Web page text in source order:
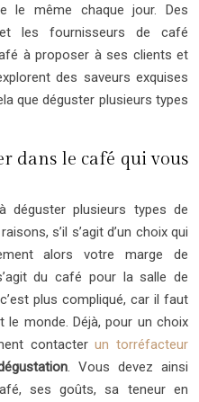
le même chaque jour. Des
les fournisseurs de café
à proposer à ses clients et
des saveurs exquises
que déguster plusieurs types
dans le café qui vous
déguster plusieurs types de
s’il s’agit d’un choix qui
alors votre marge de
du café pour la salle de
plus compliqué, car il faut
monde. Déjà, pour un choix
contacterun torréfacteur
. Vous devez ainsi
ses goûts, sa teneur en